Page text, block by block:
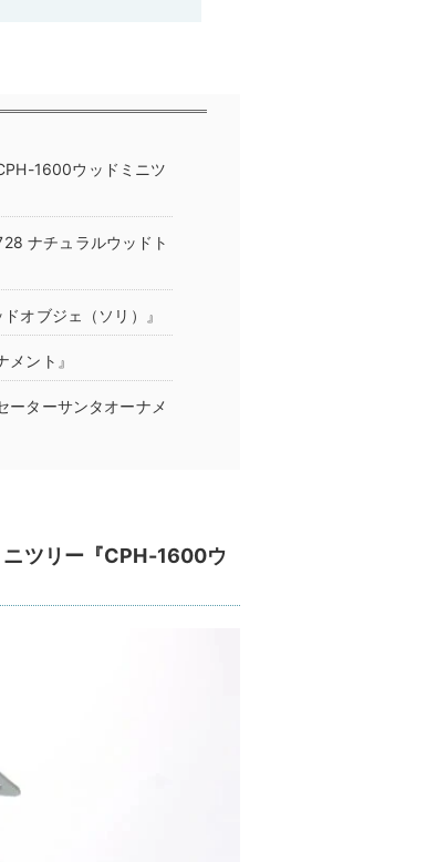
1600ウッドミニツ
ナチュラルウッドト
オブジェ（ソリ）』
ント』
ーターサンタオーナメ
ニツリー『CPH-1600ウ